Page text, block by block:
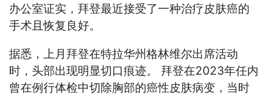
办公室证实，拜登最近接受了一种治疗皮肤癌的
手术且恢复良好。
据悉，上月拜登在特拉华州格林维尔出席活动
时，头部出现明显切口痕迹。 拜登在2023年任内
曾在例行体检中切除胸部的癌性皮肤病变，当时